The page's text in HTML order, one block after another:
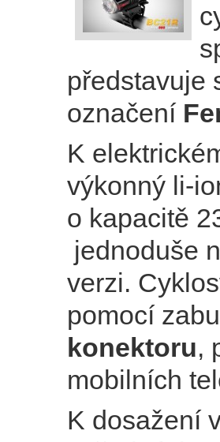
představuje
označení
K
výkonný li-
o kapacitě
jednoduše
verzi.
pomocí
konektoru,
mobilních
K dosažení